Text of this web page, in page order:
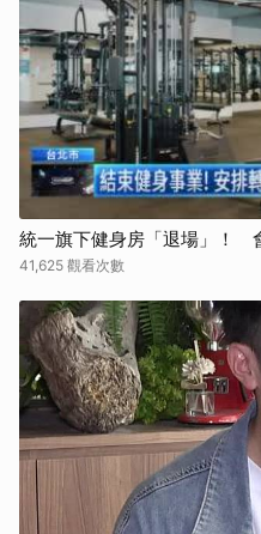
統一旗下健身房「退場」！
41,625 觀看次數